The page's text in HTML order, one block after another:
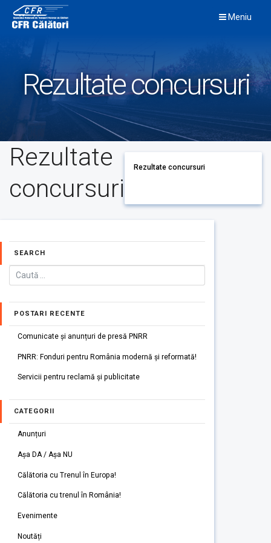
content
Meniu
Rezultate concursuri
Rezultate
concursuri
Rezultate concursuri
SEARCH
POSTARI RECENTE
Comunicate și anunțuri de presă PNRR
PNRR: Fonduri pentru România modernă și reformată!
Servicii pentru reclamă și publicitate
CATEGORII
Anunțuri
Așa DA / Așa NU
Călătoria cu Trenul în Europa!
Călătoria cu trenul în România!
Evenimente
Noutăți